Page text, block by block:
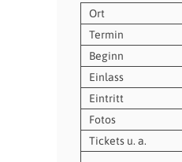
Ort
Termin
Beginn
Einlass
Eintritt
Fotos
Tickets u. a.